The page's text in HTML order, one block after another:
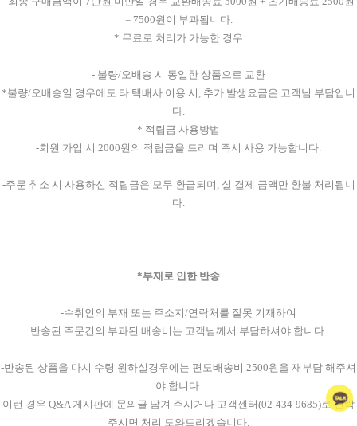
= 7500원이 부과됩니다.
* 무료로 처리가 가능한 경우
- 불량/오배송 시 동일한 상품으로 교환
*불량/오배송일 경우에도 타 택배사 이용 시, 추가 발생요금은 고객님 부담입니
다.
* 적립금 사용방법
-회원 가입 시 2000원의 적립금을 드리며 즉시 사용 가능합니다.
-주문 취소 시 사용하신 적립금은 모두 환급되며, 실 결제 금액만 환불 처리됩니
다.
*부재로 인한 반송
-수취인의 부재 또는 주소지/연락처를 잘못 기재하여
반송된 주문건의 부과된 배송비는 고객님께서 부담하셔야 합니다.
-반송된 상품을 다시 수령 원하실경우에는 편도배송비 2500원을 재부담 해주셔
야 합니다.
이런 경우 Q&A 게시판에 문의글 남겨 주시거나 고객센터(02-434-9685)로 연락
주시면 처리 도와드리겠습니다.